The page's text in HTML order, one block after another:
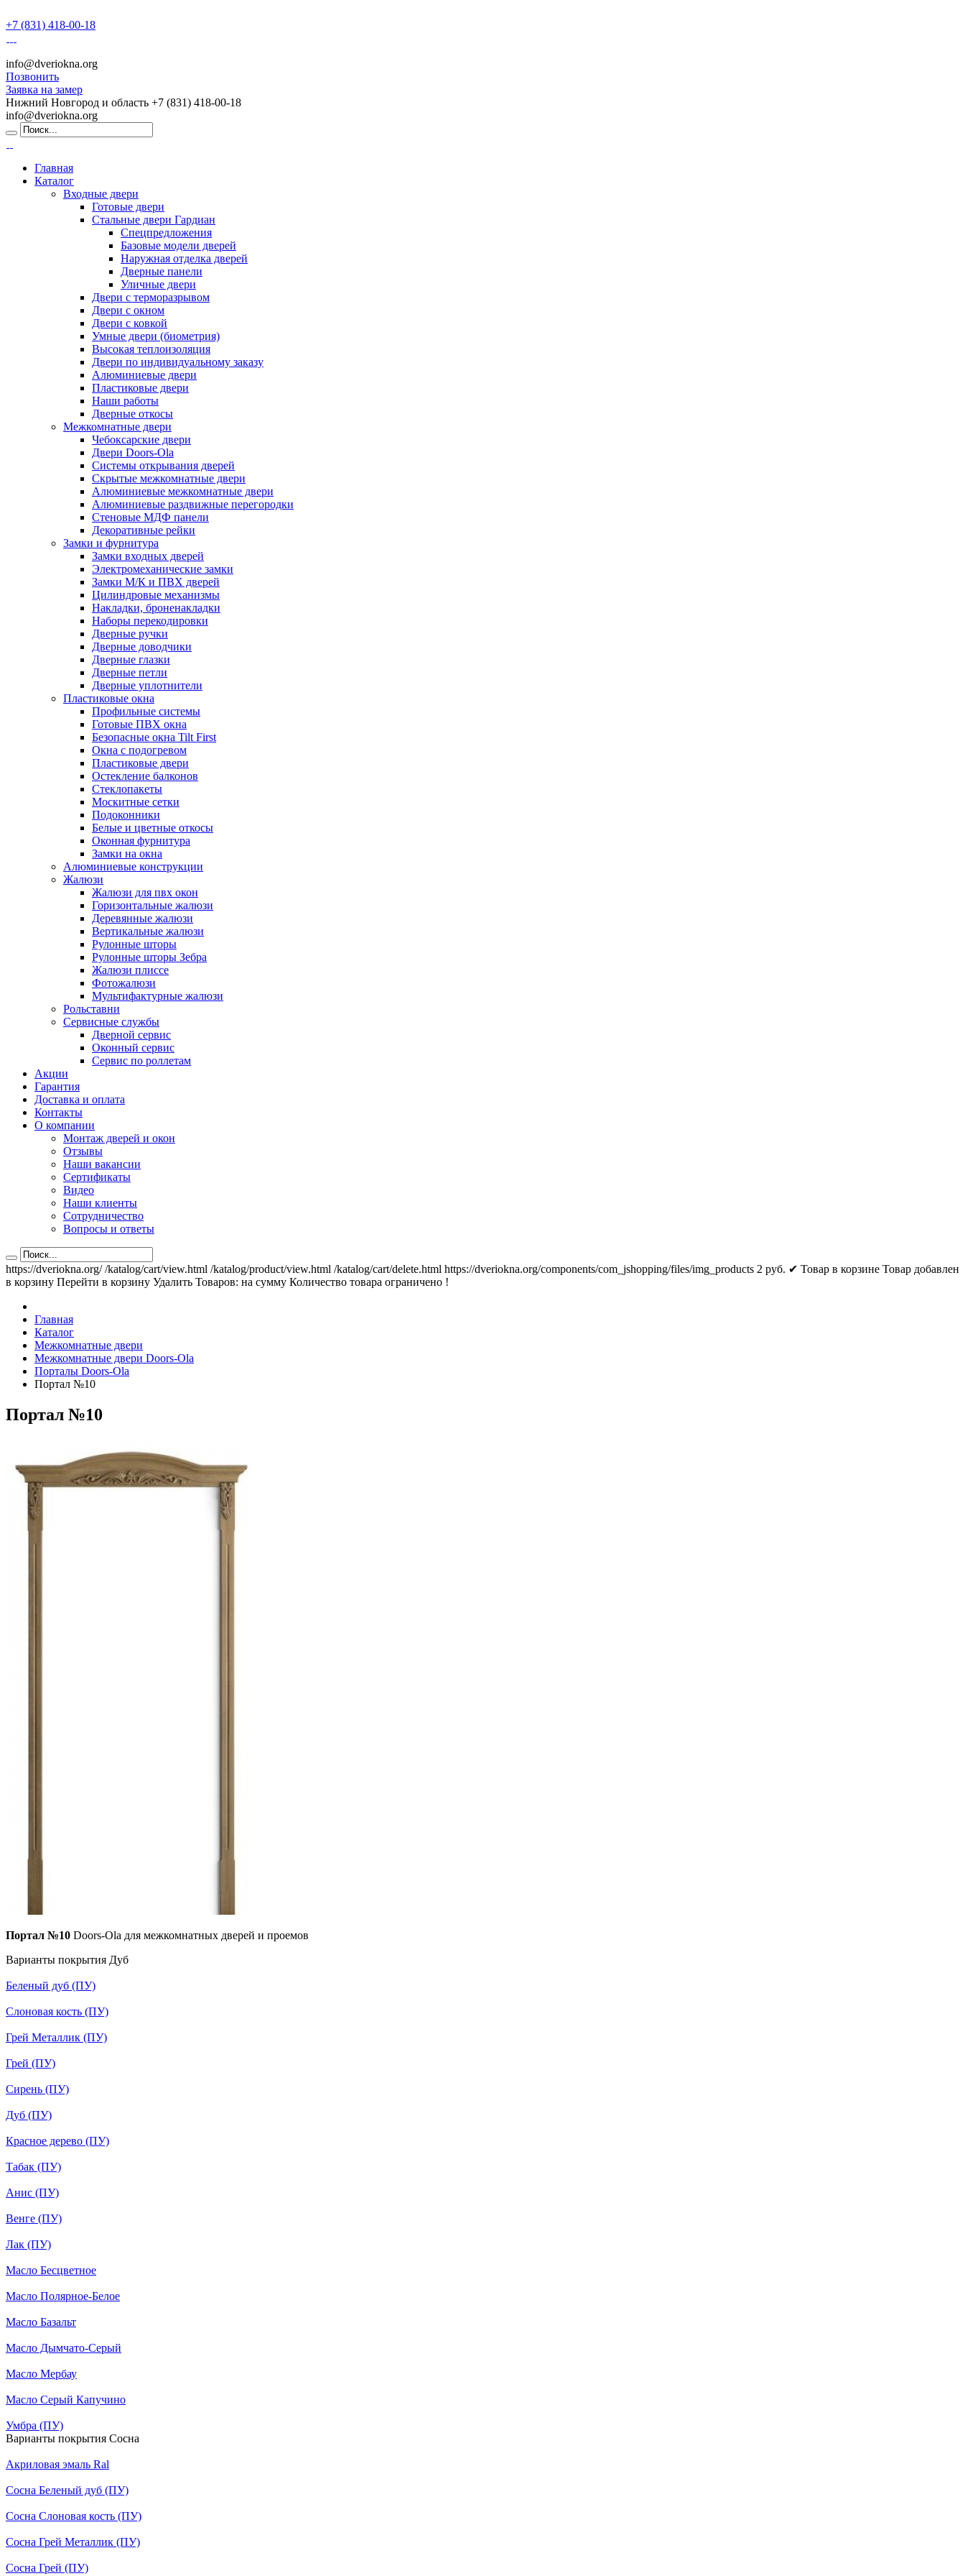
+7 (831) 418-00-18
info@dveriokna.org
Позвонить
Заявка на замер
Нижний Новгород и область +7 (831) 418-00-18
info@dveriokna.org
Главная
Каталог
Входные двери
Готовые двери
Стальные двери Гардиан
Спецпредложения
Базовые модели дверей
Наружная отделка дверей
Дверные панели
Уличные двери
Двери с терморазрывом
Двери с окном
Двери с ковкой
Умные двери (биометрия)
Высокая теплоизоляция
Двери по индивидуальному заказу
Алюминиевые двери
Пластиковые двери
Наши работы
Дверные откосы
Межкомнатные двери
Чебоксарские двери
Двери Doors-Ola
Системы открывания дверей
Скрытые межкомнатные двери
Алюминиевые межкомнатные двери
Алюминиевые раздвижные перегородки
Стеновые МДФ панели
Декоративные рейки
Замки и фурнитура
Замки входных дверей
Электромеханические замки
Замки М/К и ПВХ дверей
Цилиндровые механизмы
Накладки, броненакладки
Наборы перекодировки
Дверные ручки
Дверные доводчики
Дверные глазки
Дверные петли
Дверные уплотнители
Пластиковые окна
Профильные системы
Готовые ПВХ окна
Безопасные окна Tilt First
Окна с подогревом
Пластиковые двери
Остекление балконов
Стеклопакеты
Москитные сетки
Подоконники
Белые и цветные откосы
Оконная фурнитура
Замки на окна
Алюминиевые конструкции
Жалюзи
Жалюзи для пвх окон
Горизонтальные жалюзи
Деревянные жалюзи
Вертикальные жалюзи
Рулонные шторы
Рулонные шторы Зебра
Жалюзи плиссе
Фотожалюзи
Мультифактурные жалюзи
Рольставни
Сервисные службы
Дверной сервис
Оконный сервис
Сервис по роллетам
Акции
Гарантия
Доставка и оплата
Контакты
О компании
Монтаж дверей и окон
Отзывы
Наши вакансии
Сертификаты
Видео
Наши клиенты
Сотрудничество
Вопросы и ответы
https://dveriokna.org/ /katalog/cart/view.html /katalog/product/view.html /katalog/cart/delete.html https://dveriokna.org/components/com_jshopping/files/img_products 2 руб. ✔ Товар в корзине Товар добавлен
в корзину Перейти в корзину Удалить Товаров: на сумму Количество товара ограничено !
Главная
Каталог
Межкомнатные двери
Межкомнатные двери Doors-Ola
Порталы Doors-Ola
Портал №10
Портал №10
Портал №10 Doors-Ola для межкомнатных дверей и проемов
Варианты покрытия Дуб
Беленый дуб (ПУ)
Слоновая кость (ПУ)
Грей Металлик (ПУ)
Грей (ПУ)
Сирень (ПУ)
Дуб (ПУ)
Красное дерево (ПУ)
Табак (ПУ)
Анис (ПУ)
Венге (ПУ)
Лак (ПУ)
Масло Бесцветное
Масло Полярное-Белое
Масло Базальт
Масло Дымчато-Серый
Масло Мербау
Масло Серый Капучино
Умбра (ПУ)
Варианты покрытия Сосна
Акриловая эмаль Ral
Сосна Беленый дуб (ПУ)
Сосна Слоновая кость (ПУ)
Сосна Грей Металлик (ПУ)
Сосна Грей (ПУ)